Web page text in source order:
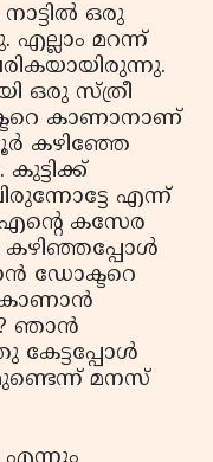
ഒരു
എല്ലാം മറന്ന്
ഒരു സ്ത്രീ
കാണാനാണ്
കഴിഞ്ഞേ
എന്ന്
കസേര
കഴിഞ്ഞപ്പോള്‍
ഡോക്ടറെ
കാണാന്‍
ഞാന്‍
കേട്ടപ്പോള്‍
മനസ്